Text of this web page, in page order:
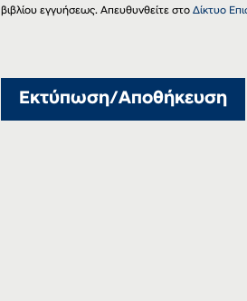
βιβλίου εγγυήσεως. Απευθυνθείτε στοΔίκτυο
Εκτύπωση/Αποθήκευση